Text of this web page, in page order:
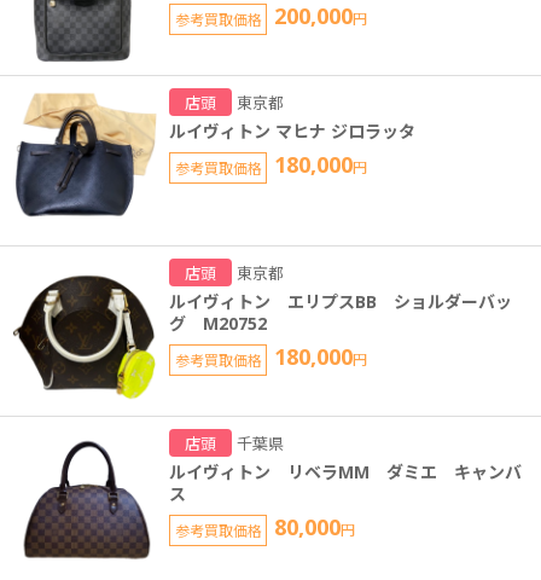
参考買取価格 200,000円
店頭 東京都
ルイヴィトン マヒナ ジロラッタ
参考買取価格 180,000円
店頭 東京都
ルイヴィトン エリプスBB ショルダーバッ
グ M20752
参考買取価格 180,000円
店頭 千葉県
ルイヴィトン リベラMM ダミエ キャンバ
ス
参考買取価格 80,000円